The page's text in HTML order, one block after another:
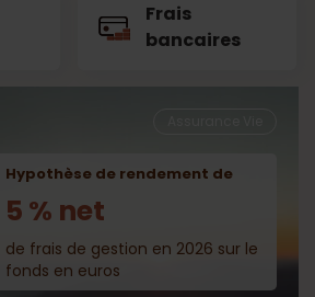
Frais
bancaires
Hypothèse de rendement de
5 % net
de frais de gestion en 2026 sur le
fonds en euros